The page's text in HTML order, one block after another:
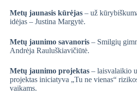
Metų jaunasis kūrėjas – už
idėjas – Justina Margytė.
Metų jaunimo savanoris – Smilgių
Andrėja Rauluškiavičiūtė.
Metų jaunimo projektas – laisvalaikio
projektas iniciatyva „Tu ne vienas“
vaikams.